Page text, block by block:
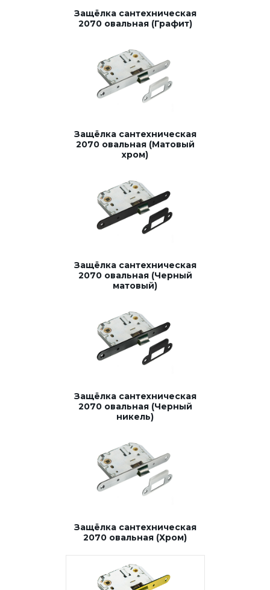
Защёлка сантехническая
2070 овальная (Графит)
Защёлка сантехническая
2070 овальная (Матовый
хром)
Защёлка сантехническая
2070 овальная (Черный
матовый)
Защёлка сантехническая
2070 овальная (Черный
никель)
Защёлка сантехническая
2070 овальная (Хром)